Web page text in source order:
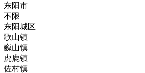
东阳市
不限
东阳城区
歌山镇
巍山镇
虎鹿镇
佐村镇